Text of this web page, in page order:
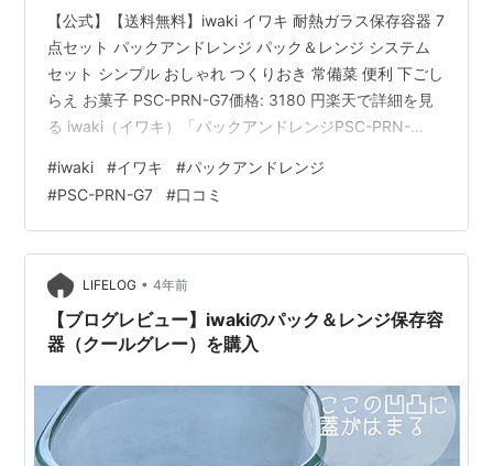
【公式】【送料無料】iwaki イワキ 耐熱ガラス保存容器 7
点セット パックアンドレンジ パック＆レンジ システム
セット シンプル おしゃれ つくりおき 常備菜 便利 下ごし
らえ お菓子 PSC-PRN-G7価格: 3180 円楽天で詳細を見
る iwaki（イワキ）「パックアンドレンジPSC-PRN-
入し、ずっと欲しかった商品です。・友人へのプレゼン
トとして購入し、実用性があり使い勝手が良いと感じま
した。・100均のパックと比べて、レンジやオーブンで使
用可能で、蓋もしっかりしていて満足しています。・グ
リーンの色が爽やかで、試しに購入したが…
#iwaki #イワキ #パックアンドレンジ
#PSC-PRN-G7 #口コミ
LIFELOG • 4年前
【ブログレビュー】iwakiのパック＆レンジ保存容
器（クールグレー）を購入